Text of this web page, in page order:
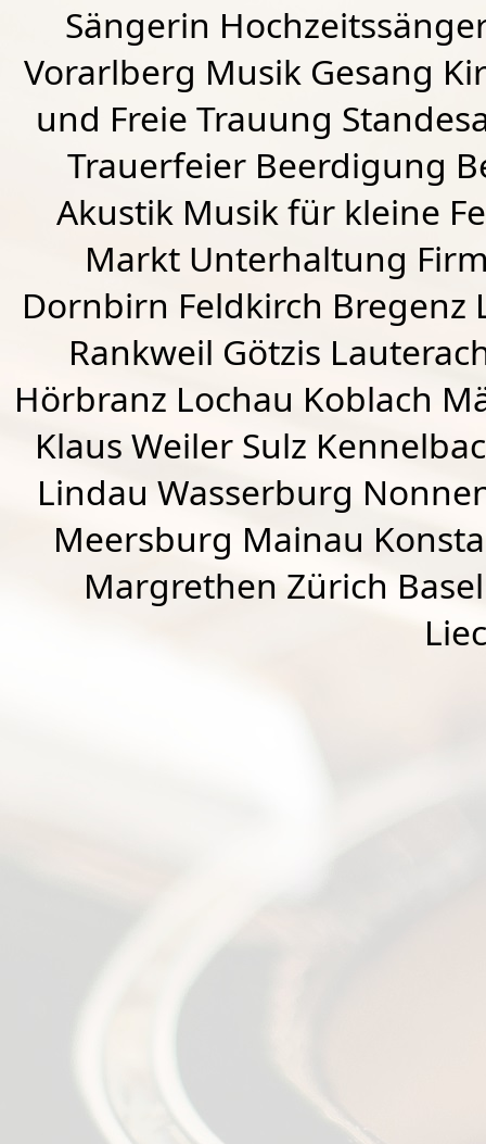
Sängerin
Vorarlberg Musik Gesang
und Freie Trauung
Trauerfeier Beerdigung
Akustik Musik für kleine
Markt Unterhaltung
Dornbirn Feldkirch Bregenz
Rankweil Götzis
Hörbranz Lochau Koblach
Klaus Weiler Sulz
Lindau Wasserburg
Meersburg Mainau
Margrethen Zürich